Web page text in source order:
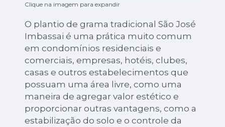
Clique na imagem para expandir
O plantio de grama tradicional São José
Imbassai é uma prática muito comum
em condomínios residenciais e
comerciais, empresas, hotéis, clubes,
casas e outros estabelecimentos que
possuam uma área livre, como uma
maneira de agregar valor estético e
proporcionar outras vantagens, como a
estabilização do solo e o controle da